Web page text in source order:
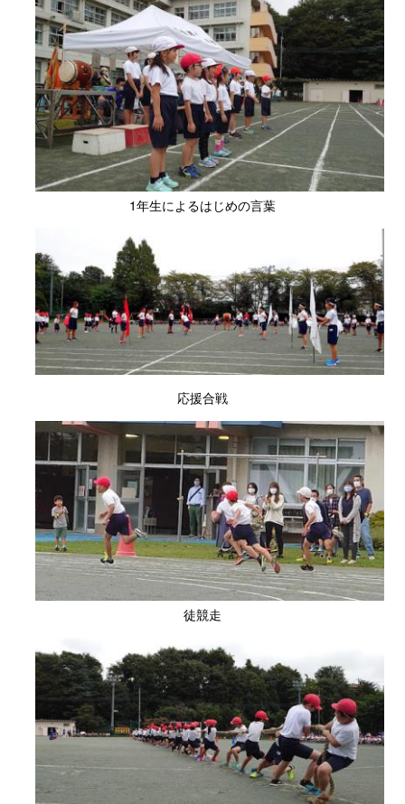
1年生によるはじめの言葉
応援合戦
徒競走